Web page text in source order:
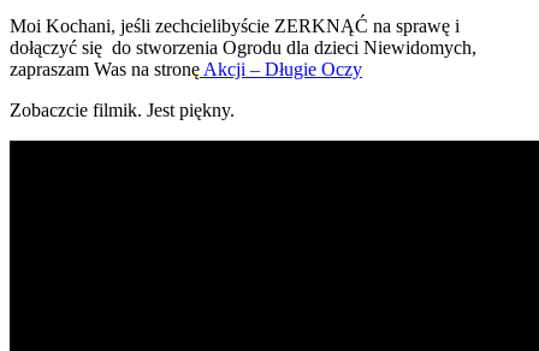
Moi Kochani, jeśli zechcielibyście ZERKNĄĆ na sprawę i
dołączyć się do stworzenia Ogrodu dla dzieci Niewidomych,
zapraszam Was na stronę Akcji – Długie Oczy
Zobaczcie filmik. Jest piękny.